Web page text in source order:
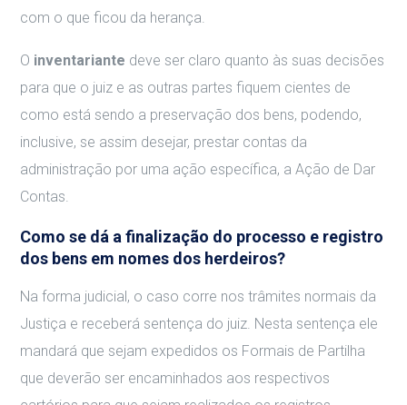
com o que ficou da herança.
O inventariante deve ser claro quanto às suas decisões
para que o juiz e as outras partes fiquem cientes de
como está sendo a preservação dos bens, podendo,
inclusive, se assim desejar, prestar contas da
administração por uma ação específica, a Ação de Dar
Contas.
Como se dá a finalização do processo e registro
dos bens em nomes dos herdeiros?
Na forma judicial, o caso corre nos trâmites normais da
Justiça e receberá sentença do juiz. Nesta sentença ele
mandará que sejam expedidos os Formais de Partilha
que deverão ser encaminhados aos respectivos